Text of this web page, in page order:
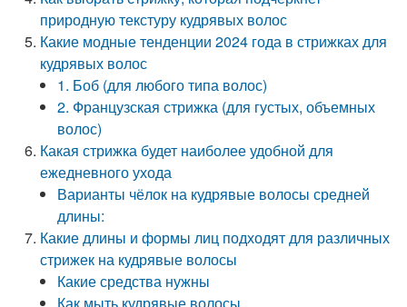
природную текстуру кудрявых волос
Какие модные тенденции 2024 года в стрижках для
кудрявых волос
1. Боб (для любого типа волос)
2. Французская стрижка (для густых, объемных
волос)
Какая стрижка будет наиболее удобной для
ежедневного ухода
Варианты чёлок на кудрявые волосы средней
длины:
Какие длины и формы лиц подходят для различных
стрижек на кудрявые волосы
Какие средства нужны